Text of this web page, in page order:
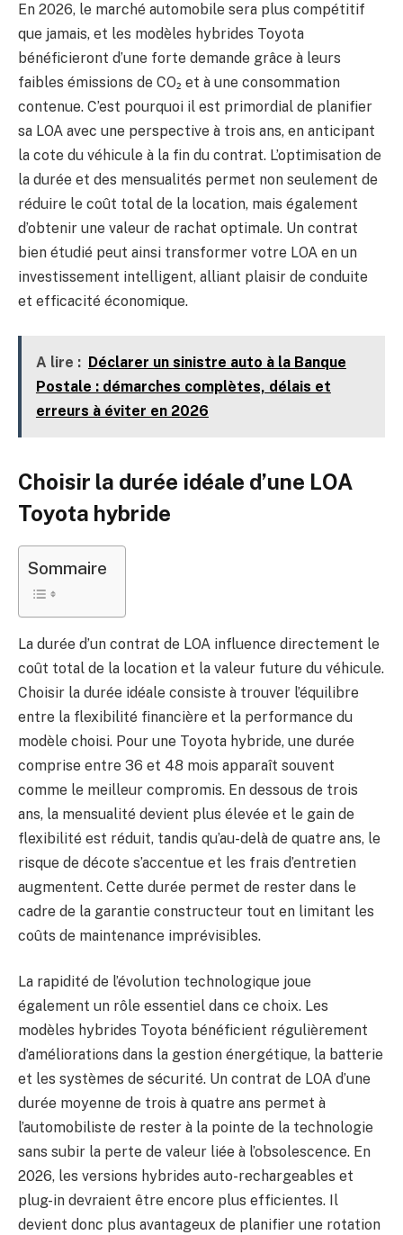
En 2026, le marché automobile sera plus compétitif
que jamais, et les modèles hybrides Toyota
bénéficieront d’une forte demande grâce à leurs
faibles émissions de CO₂ et à une consommation
contenue. C’est pourquoi il est primordial de planifier
sa LOA avec une perspective à trois ans, en anticipant
la cote du véhicule à la fin du contrat. L’optimisation de
la durée et des mensualités permet non seulement de
réduire le coût total de la location, mais également
d’obtenir une valeur de rachat optimale. Un contrat
bien étudié peut ainsi transformer votre LOA en un
investissement intelligent, alliant plaisir de conduite
et efficacité économique.
A lire : Déclarer un sinistre auto à la Banque
Postale : démarches complètes, délais et
erreurs à éviter en 2026
Choisir la durée idéale d’une LOA
Toyota hybride
Sommaire
La durée d’un contrat de LOA influence directement le
coût total de la location et la valeur future du véhicule.
Choisir la durée idéale consiste à trouver l’équilibre
entre la flexibilité financière et la performance du
modèle choisi. Pour une Toyota hybride, une durée
comprise entre 36 et 48 mois apparaît souvent
comme le meilleur compromis. En dessous de trois
ans, la mensualité devient plus élevée et le gain de
flexibilité est réduit, tandis qu’au-delà de quatre ans, le
risque de décote s’accentue et les frais d’entretien
augmentent. Cette durée permet de rester dans le
cadre de la garantie constructeur tout en limitant les
coûts de maintenance imprévisibles.
La rapidité de l’évolution technologique joue
également un rôle essentiel dans ce choix. Les
modèles hybrides Toyota bénéficient régulièrement
d’améliorations dans la gestion énergétique, la batterie
et les systèmes de sécurité. Un contrat de LOA d’une
durée moyenne de trois à quatre ans permet à
l’automobiliste de rester à la pointe de la technologie
sans subir la perte de valeur liée à l’obsolescence. En
2026, les versions hybrides auto-rechargeables et
plug-in devraient être encore plus efficientes. Il
devient donc plus avantageux de planifier une rotation